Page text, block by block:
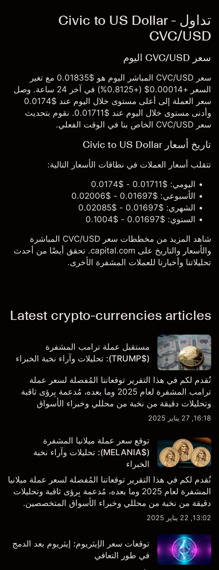
تداول Civic to US Dollar -
CVC/USD
سعر CVC/USD اليوم
سعر CVC/USD المباشر اليوم هو $0.01835 مع تغير
السعر +0.00014$ (+0.8125%) في آخر 24 ساعة. وصل
سعر العملة إلى أعلى مستوى خلال اليوم عند $0.0174
وأدنى مستوى خلال اليوم عند $0.01711. نقوم بتحديث
سعر CVC/USD الخاص بنا في الوقت الفعلي.
تاريخ أسعار Civic to US Dollar
تتقلب أسعار العملات في نطاقات الأسعار التالية:
اليومي: $0.01711 - $0.0174
الأسبوعي: $0.01697 - $0.02006
الشهري: $0.01697 - $0.02085
السنوي: $0.01697 - $0.1004
شاهد المزيد من مخططات سعر CVC/USD المباشرة
والأسعار والتاريخ على capital.com. تحقق أيضًا من أحدث
تحليلاتنا وأخبارنا للعملات المشفرة الأخرى.
Latest crypto-currencies articles
مستقبل عملة ترامب المشفرة
($TRUMP): تحليلات وآراء نخبة الخبراء
نُقدم لكم في هذا التقرير توقعاتنا المُفصلة لسعر عملة
ترامب المشفرة لعام 2025 وما بعده، مُدعمة بِرؤى ثاقبة
وتحليلات دقيقة من نخبة من محللي وخبراء الأسواق
المتخصصين
16:18, 27 يناير 2025
توقع سعر عملة ميلانيا المشفرة
($MELANIA): تحليلات وآراء نخبة
الخبراء
نُقدم لكم في هذا التقرير توقعاتنا المُفصلة لسعر عملة ميلانيا
المشفرة لعام 2025 وما بعده، مُدعمة بِرؤى ثاقبة وتحليلات
دقيقة من نخبة من محللي وخبراء الأسواق المتخصصين.
13:02, 22 يناير 2025
توقعات سعر الإيثريوم: إيثريوم بعد الدمج
في طور التعافي